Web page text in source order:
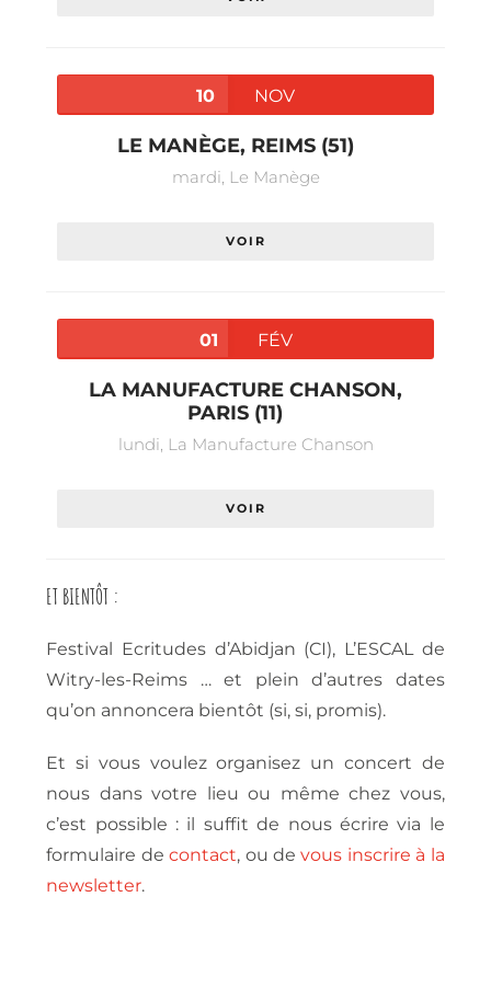
10 NOV
LE MANÈGE, REIMS (51)
mardi, Le Manège
VOIR
01 FÉV
LA MANUFACTURE CHANSON,
PARIS (11)
lundi, La Manufacture Chanson
VOIR
ET BIENTÔT :
Festival Ecritudes d’Abidjan (CI), L’ESCAL de
Witry-les-Reims … et plein d’autres dates
qu’on annoncera bientôt (si, si, promis).
Et si vous voulez organisez un concert de
nous dans votre lieu ou même chez vous,
c’est possible : il suffit de nous écrire via le
formulaire decontact, ou devous inscrire à la
newsletter.